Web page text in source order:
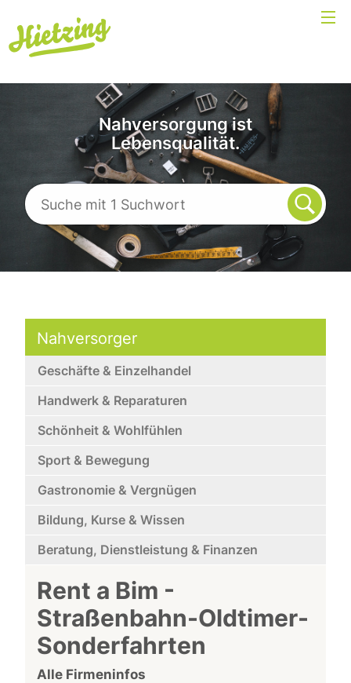
Nahversorgung ist
Lebensqualität.
Nahversorger
Geschäfte & Einzelhandel
Handwerk & Reparaturen
Schönheit & Wohlfühlen
Sport & Bewegung
Gastronomie & Vergnügen
Bildung, Kurse & Wissen
Beratung, Dienstleistung & Finanzen
Rent a Bim -
Straßenbahn-Oldtimer-
Sonderfahrten
Alle Firmeninfos